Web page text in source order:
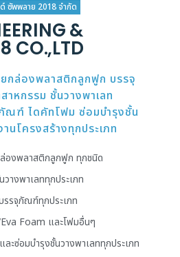
ซัพพลาย 2018 จำกัด
&
CO.,LTD
กล่องพลาสติกลูกฟูก บรรจุ
หกรรม ชั้นวางพาเลท
ณฑ์ ไดคัทโฟม ซ่อมบำรุงชั้น
นโครงสร้างทุกประเภท
องพลาสติกลูกฟูก ทุกชนิด
างพาเลททุกประเภท
รจุภัณฑ์ทุกประเภท
Foam และโฟมอื่นๆ
ซ่อมบำรุงชั้นวางพาเลททุกประเภท